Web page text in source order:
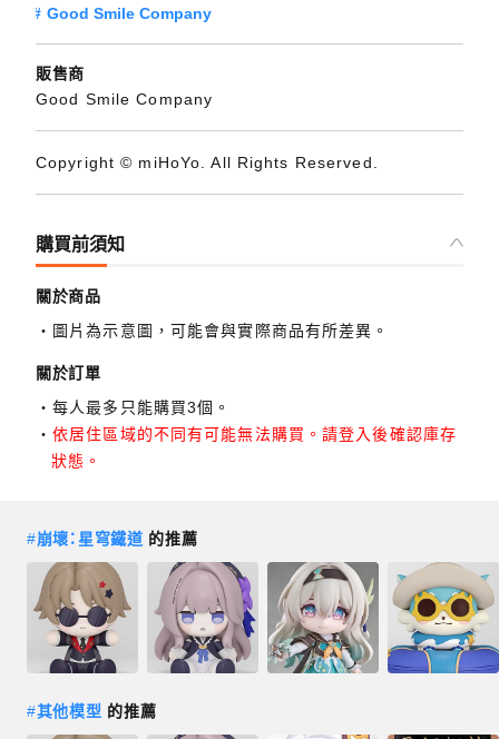
Good Smile Company
販售商
Good Smile Company
Copyright © miHoYo. All Rights Reserved.
購買前須知
關於商品
圖片為示意圖，可能會與實際商品有所差異。
關於訂單
每人最多只能購買3個。
依居住區域的不同有可能無法購買。請登入後確認庫存
狀態。
#崩壞：星穹鐵道 的推薦
#其他模型 的推薦